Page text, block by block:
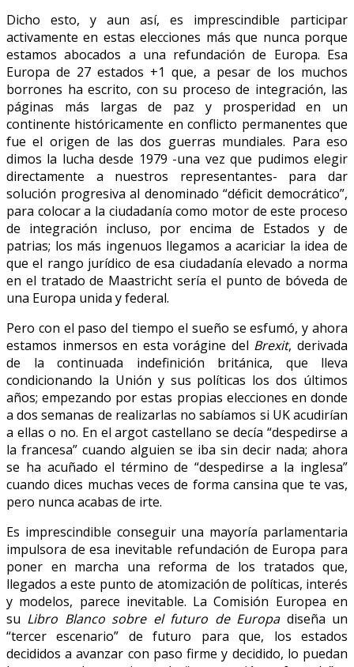
Dicho esto, y aun así, es imprescindible participar
activamente en estas elecciones más que nunca porque
estamos abocados a una refundación de Europa. Esa
Europa de 27 estados +1 que, a pesar de los muchos
borrones ha escrito, con su proceso de integración, las
páginas más largas de paz y prosperidad en un
continente históricamente en conflicto permanentes que
fue el origen de las dos guerras mundiales. Para eso
dimos la lucha desde 1979 -una vez que pudimos elegir
directamente a nuestros representantes- para dar
solución progresiva al denominado “déficit democrático”,
para colocar a la ciudadanía como motor de este proceso
de integración incluso, por encima de Estados y de
patrias; los más ingenuos llegamos a acariciar la idea de
que el rango jurídico de esa ciudadanía elevado a norma
en el tratado de Maastricht sería el punto de bóveda de
una Europa unida y federal.
Pero con el paso del tiempo el sueño se esfumó, y ahora
estamos inmersos en esta vorágine del Brexit, derivada
de la continuada indefinición británica, que lleva
condicionando la Unión y sus políticas los dos últimos
años; empezando por estas propias elecciones en donde
a dos semanas de realizarlas no sabíamos si UK acudirían
a ellas o no. En el argot castellano se decía “despedirse a
la francesa” cuando alguien se iba sin decir nada; ahora
se ha acuñado el término de “despedirse a la inglesa”
cuando dices muchas veces de forma cansina que te vas,
pero nunca acabas de irte.
Es imprescindible conseguir una mayoría parlamentaria
impulsora de esa inevitable refundación de Europa para
poner en marcha una reforma de los tratados que,
llegados a este punto de atomización de políticas, interés
y modelos, parece inevitable. La Comisión Europea en
su Libro Blanco sobre el futuro de Europadiseña un
“tercer escenario” de futuro para que, los estados
decididos a avanzar con paso firme y decidido, lo puedan